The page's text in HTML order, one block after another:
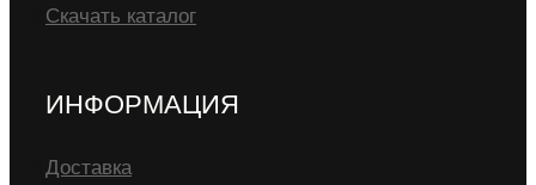
Скачать каталог
ИНФОРМАЦИЯ
Доставка